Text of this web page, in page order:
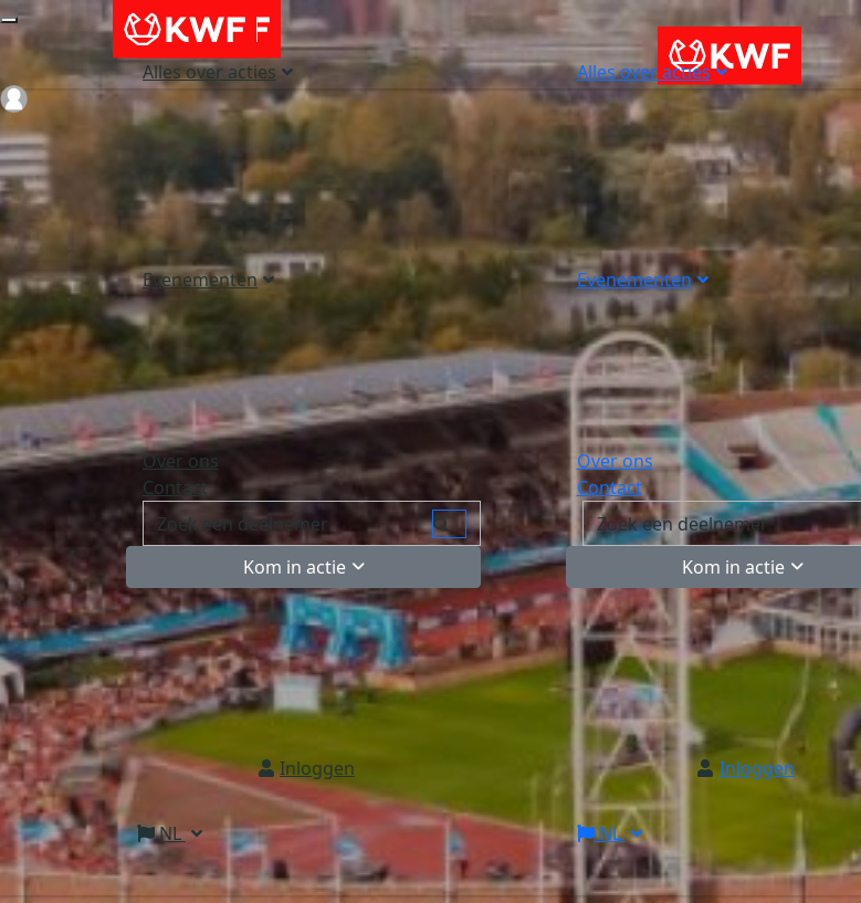
Alles over acties
Evenementen
Over ons
Contact
Kom in actie
Inloggen
NL
Alles over acties
Evenementen
Over ons
Contact
Kom in actie
Inloggen
NL
Login